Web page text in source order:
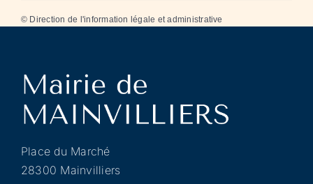
© Direction de l'information légale et administrative
Place du Marché
28300 Mainvilliers